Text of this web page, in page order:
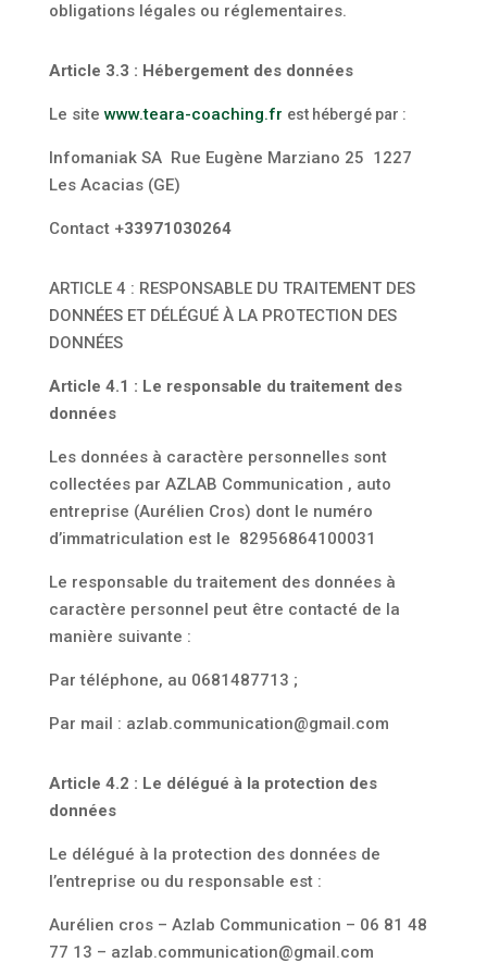
obligations légales ou réglementaires.
Article 3.3 : Hébergement des données
Le site www.teara-coaching.fr est hébergé par :
Infomaniak SA Rue Eugène Marziano 25 1227
Les Acacias (GE)
Contact +33971030264
ARTICLE 4 : RESPONSABLE DU TRAITEMENT DES
DONNÉES ET DÉLÉGUÉ À LA PROTECTION DES
DONNÉES
Article 4.1 : Le responsable du traitement des
données
Les données à caractère personnelles sont
collectées par AZLAB Communication , auto
entreprise (Aurélien Cros) dont le numéro
d’immatriculation est le 82956864100031
Le responsable du traitement des données à
caractère personnel peut être contacté de la
manière suivante :
Par téléphone, au 0681487713 ;
Par mail : azlab.communication@gmail.com
Article 4.2 : Le délégué à la protection des
données
Le délégué à la protection des données de
l’entreprise ou du responsable est :
Aurélien cros – Azlab Communication – 06 81 48
77 13 – azlab.communication@gmail.com